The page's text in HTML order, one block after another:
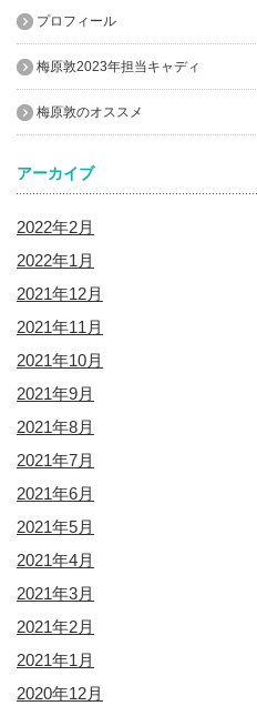
プロフィール
梅原敦2023年担当キャディ
梅原敦のオススメ
アーカイブ
2022年2月
2022年1月
2021年12月
2021年11月
2021年10月
2021年9月
2021年8月
2021年7月
2021年6月
2021年5月
2021年4月
2021年3月
2021年2月
2021年1月
2020年12月